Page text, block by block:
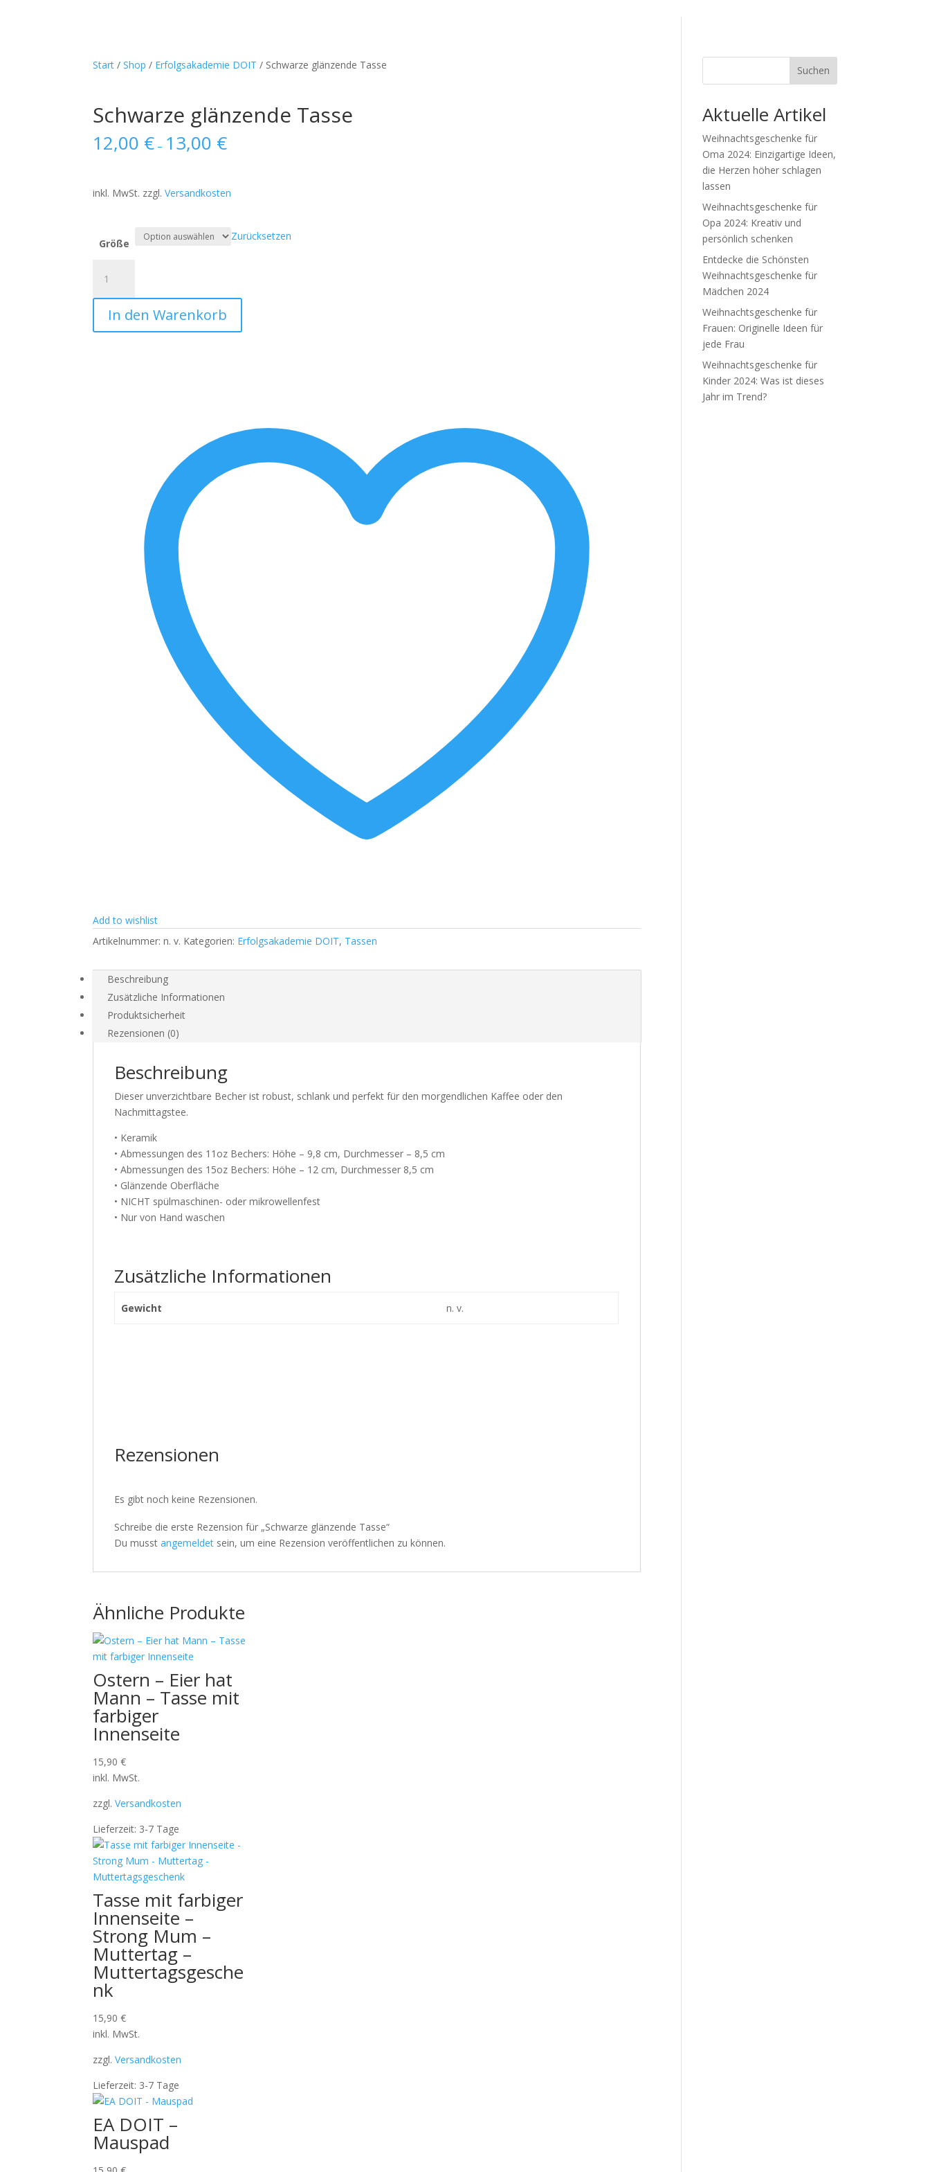
Start /Shop / Erfolgsakademie DOIT / Schwarze glänzende Tasse
Schwarze glänzende Tasse
12,00 € – 13,00 €
inkl. MwSt. zzgl.Versandkosten
Größe
Zurücksetzen
glänzende
Tasse
MengeIn den Warenkorb
Add to wishlist
Artikelnummer:n. v. Kategorien: Erfolgsakademie DOIT, Tassen
Beschreibung
Zusätzliche Informationen
Produktsicherheit
Rezensionen (0)
Beschreibung
Dieser unverzichtbare Becher ist robust, schlank und perfekt für den morgendlichen Kaffee oder den
Nachmittagstee.
• Keramik
• Abmessungen des 11oz Bechers: Höhe – 9,8 cm, Durchmesser – 8,5 cm
• Abmessungen des 15oz Bechers: Höhe – 12 cm, Durchmesser 8,5 cm
• Glänzende Oberfläche
• NICHT spülmaschinen- oder mikrowellenfest
• Nur von Hand waschen
Zusätzliche Informationen
Gewicht n. v.
Rezensionen
Es gibt noch keine Rezensionen.
Schreibe die erste Rezension für „Schwarze glänzende Tasse“
Du musstangemeldet sein, um eine Rezension veröffentlichen zu können.
Ähnliche Produkte
Ostern – Eier hat
Mann – Tasse mit
farbiger
Innenseite
15,90€
inkl. MwSt.
zzgl.Versandkosten
Lieferzeit: 3-7 Tage
Tasse mit farbiger
Innenseite –
Strong Mum –
Muttertag –
Muttertagsgesche
nk
15,90€
inkl. MwSt.
zzgl.Versandkosten
Lieferzeit: 3-7 Tage
EA DOIT –
Mauspad
Suchen
Aktuelle Artikel
Weihnachtsgeschenke für
Oma 2024: Einzigartige Ideen,
die Herzen höher schlagen
lassen
Weihnachtsgeschenke für
Opa 2024: Kreativ und
persönlich schenken
Entdecke die Schönsten
Weihnachtsgeschenke für
Mädchen 2024
Weihnachtsgeschenke für
Frauen: Originelle Ideen für
jede Frau
Weihnachtsgeschenke für
Kinder 2024: Was ist dieses
Jahr im Trend?